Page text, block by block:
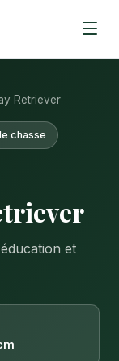
Retriever
chasse
et